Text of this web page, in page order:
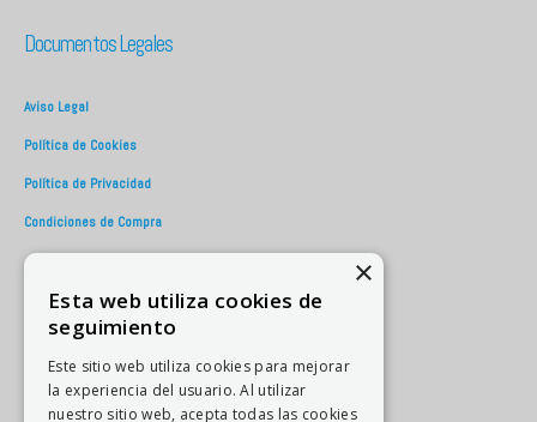
Documentos Legales
Aviso Legal
Política de Cookies
Política de Privacidad
Condiciones de Compra
Contacto
Email: administracion@donraton.net
×
Esta web utiliza cookies de
seguimiento
Este sitio web utiliza cookies para mejorar
la experiencia del usuario. Al utilizar
nuestro sitio web, acepta todas las cookies